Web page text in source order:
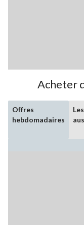
Acheter
Offres
hebdomadaires